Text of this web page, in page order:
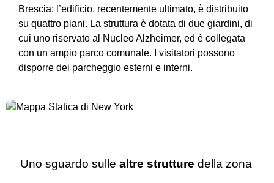
Brescia: l’edificio, recentemente ultimato, è distribuito
su quattro piani. La struttura è dotata di due giardini, di
cui uno riservato al Nucleo Alzheimer, ed è collegata
con un ampio parco comunale. I visitatori possono
disporre dei parcheggio esterni e interni.
Uno sguardo sulle altre strutture della zona